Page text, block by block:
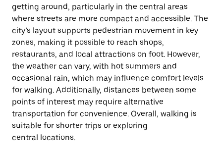
getting around, particularly in the central areas
where streets are more compact and accessible. The
city’s layout supports pedestrian movement in key
zones, making it possible to reach shops,
restaurants, and local attractions on foot. However,
the weather can vary, with hot summers and
occasional rain, which may influence comfort levels
for walking. Additionally, distances between some
points of interest may require alternative
transportation for convenience. Overall, walking is
suitable for shorter trips or exploring
central locations.